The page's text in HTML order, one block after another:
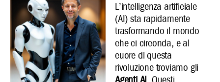
L’intelligenza artificiale
(AI) sta rapidamente
trasformando il mondo
che ci circonda, e al
cuore di questa
rivoluzione troviamo gli